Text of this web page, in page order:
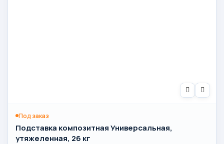
Под заказ
Подставка композитная Универсальная,
утяжеленная, 26 кг